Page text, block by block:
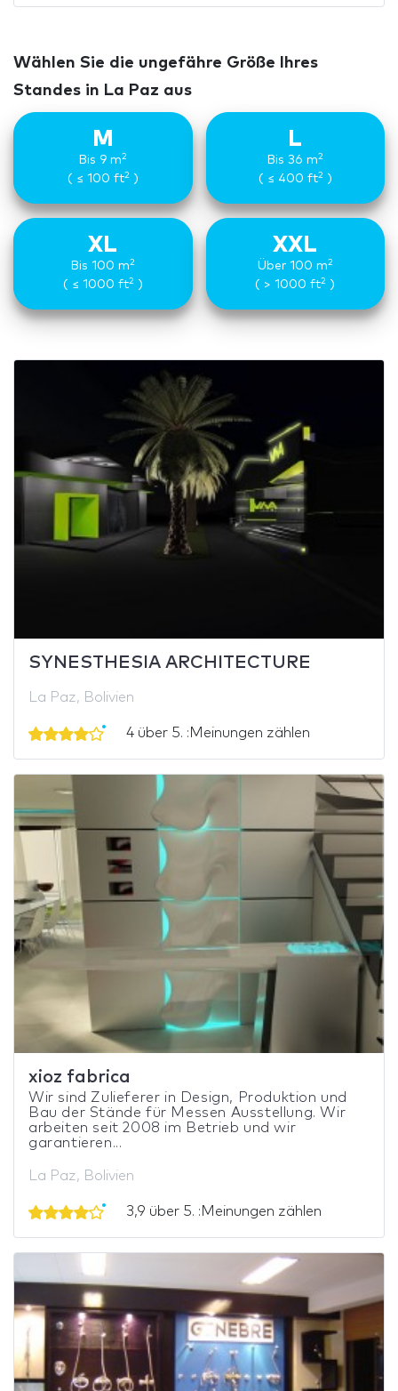
Wählen Sie die ungefähre Größe Ihres
Standes in La Paz aus
M
Bis 9 m2
( ≤ 100 ft2)
L
Bis 36 m2
( ≤ 400 ft2)
XL
Bis 100 m2
( ≤ 1000 ft2)
XXL
Über 100 m2
( > 1000 ft2 )
SYNESTHESIA ARCHITECTURE
La Paz, Bolivien
4 über 5. :Meinungen zählen
xioz fabrica
Wir sind Zulieferer in Design, Produktion und
Bau der Stände für Messen Ausstellung. Wir
arbeiten seit 2008 im Betrieb und wir
garantieren...
La Paz, Bolivien
3,9 über 5. :Meinungen zählen